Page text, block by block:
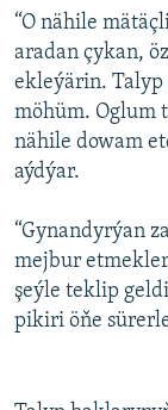
“O nähile
aradan çykan,
ekleýärin. Talyp
möhüm. Oglum
nähile dowam
aýdýar.
“Gynandyrýan
mejbur
şeýle teklip
pikiri öňe